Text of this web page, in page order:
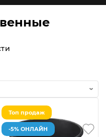
Топ продаж
-5% ОНЛАЙН